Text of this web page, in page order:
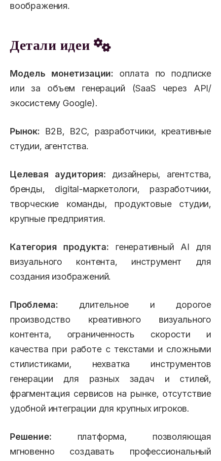
воображения.
Детали идеи
Модель монетизации: оплата по подписке
или за объем генераций (SaaS через API/
экосистему Google).
Рынок: B2B, B2C, разработчики, креативные
студии, агентства.
Целевая аудитория: дизайнеры, агентства,
бренды, digital-маркетологи, разработчики,
творческие команды, продуктовые студии,
крупные предприятия.
Категория продукта: генеративный AI для
визуального контента, инструмент для
создания изображений.
Проблема: длительное и дорогое
производство креативного визуального
контента, ограниченность скорости и
качества при работе с текстами и сложными
стилистиками, нехватка инструментов
генерации для разных задач и стилей,
фрагментация сервисов на рынке, отсутствие
удобной интеграции для крупных игроков.
Решение: платформа, позволяющая
мгновенно создавать профессиональный